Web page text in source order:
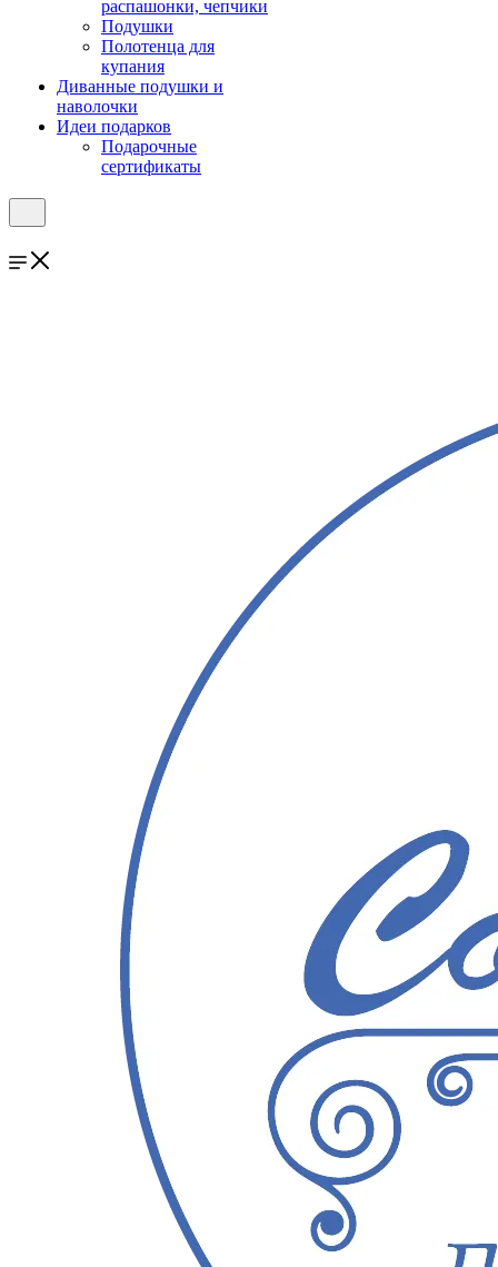
распашонки, чепчики
Подушки
Полотенца для
купания
Диванные подушки и
наволочки
Идеи подарков
Подарочные
сертификаты